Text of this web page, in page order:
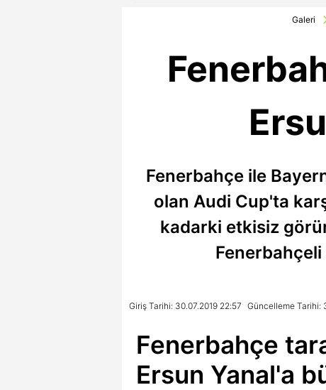
Galeri
Fenerbahçe ile
olan Audi Cup'ta
kadarki etkisiz
Giriş Tarihi: 30.07.2019 22:57 Güncelleme Tarihi:
Fenerbahçe
Ersun Yanal'a